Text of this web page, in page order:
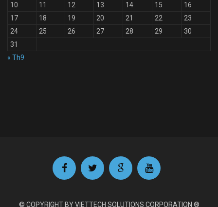
10
11 12 13 14 15
16
17
18 19 20 21 22
23
24
25 26 27 28 29
30
31
« Th9
© COPYRIGHT BY VIETTECH SOLUTIONS CORPORATION ®